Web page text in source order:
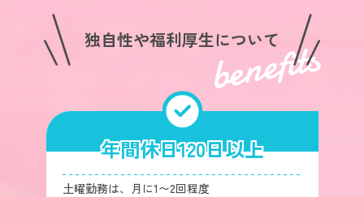
独自性や福利厚生について
benefits
年間休日120日以上
土曜勤務は、月に1〜2回程度